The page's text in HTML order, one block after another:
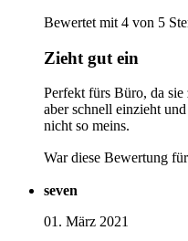
Bewertet mit 4 von 5
Zieht gut ein
Perfekt fürs Büro, da sie
aber schnell einzieht
nicht so meins.
War diese Bewertung
seven
01. März 2021